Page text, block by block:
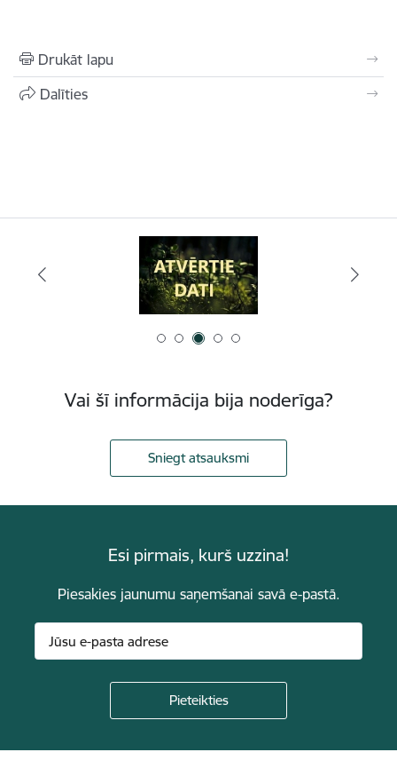
Drukāt lapu
Dalīties
Vai šī informācija bija noderīga?
Sniegt atsauksmi
Esi pirmais, kurš uzzina!
Piesakies jaunumu saņemšanai savā e-pastā.